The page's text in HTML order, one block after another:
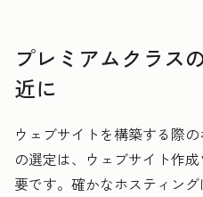
プレミアムクラス
近に
ウェブサイトを構築する際
の選定は、ウェブサイト作
要です。確かなホスティン